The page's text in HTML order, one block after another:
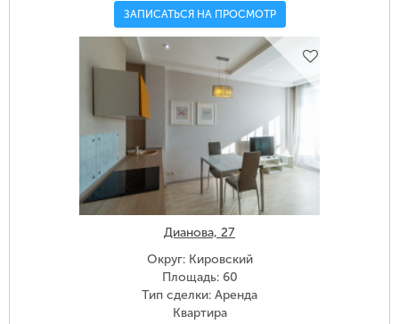
ЗАПИСАТЬСЯ НА ПРОСМОТР
Дианова, 27
Округ: Кировский
Площадь: 60
Тип сделки: Аренда
Квартира